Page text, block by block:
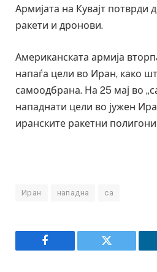
Армијата на Кувајт потврди
ракети и дронови.
Американската армија
напаѓа цели во Иран, како
самоодбрана. На 25 мај во
нападнати цели во јужен
иранските ракетни
Иран нападна са
Facebook Twitter